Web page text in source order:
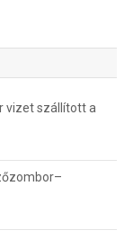
vizet szállított a